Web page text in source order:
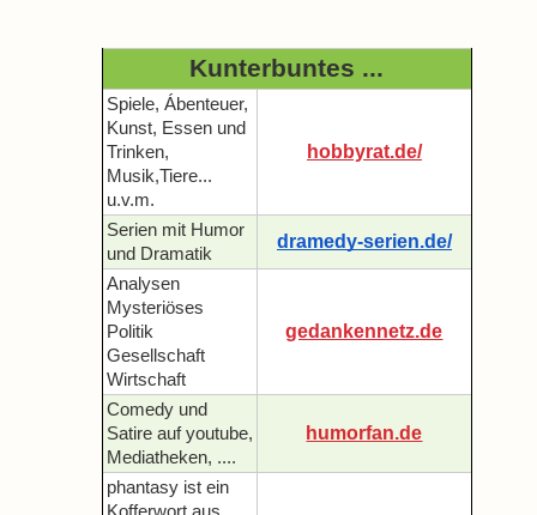
Kunterbuntes ...
Spiele, Ábenteuer,
Kunst, Essen und
Trinken,
Musik,Tiere...
u.v.m.
hobbyrat.de/
Serien mit Humor
und Dramatik
dramedy-serien.de/
Analysen
Mysteriöses
Politik
Gesellschaft
Wirtschaft
gedankennetz.de
Comedy und
Satire auf youtube,
Mediatheken, ....
humorfan.de
phantasy ist ein